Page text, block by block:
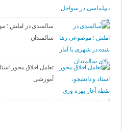
سالمندی در املش ؛
سالمندان
تعامل اخلاق‌ محور
آموزشی